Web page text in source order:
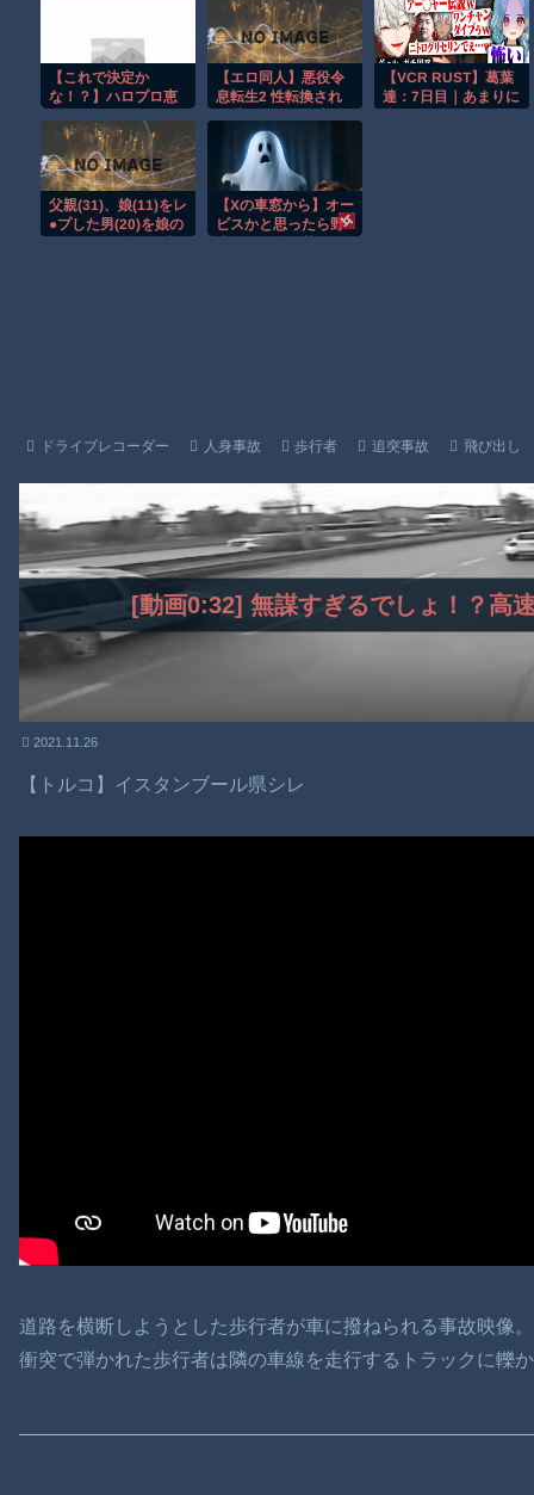
【朗報】Amazon、汗が飛び散る灼熱の「マンガ毎週末セール（
【動画】高速道路を走行中の車からリアガラスが飛んでくる事故(
子供向け漫画、謎の闇の大会に参加しがち問題
【動画】両方馬鹿（笑）ミニストップでトラックと衝突したドラ
【動画】地震発生時の熊本総合病院の手術室の様子が(((ﾟДﾟ)))
【朗報】大人気漫画「GANTZ」がAmazonでなんと全巻100円ｗ
【これで決定か
な！？】ハロプロ恵
【エロ同人】悪役令
息転生2 性転換され
になります！？
【VCR RUST】葛葉
達：7日目｜あまりに
父親(31)、娘(11)をレ
●プした男(20)を娘の
【Xの車窓から】オー
ビスかと思ったら野
ドライブレコーダー 人身事故 歩行者 追突事故 飛び出し
[動画0:32] 無謀すぎるでしょ！？高
2021.11.26
【トルコ】イスタンブール県シレ
道路を横断しようとした歩行者が車に撥ねられる事故映像。
衝突で弾かれた歩行者は隣の車線を走行するトラックに轢